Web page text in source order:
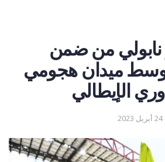
و نابولي من ضمن
ميدان هجومي
الإيطالي
24 أبريل 2023